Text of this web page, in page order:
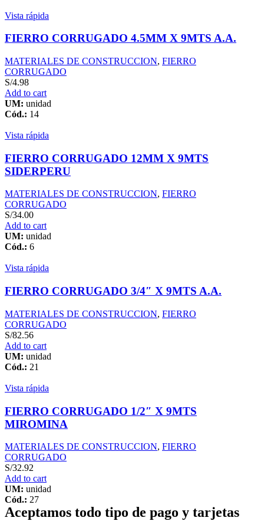
Vista rápida
FIERRO CORRUGADO 4.5MM X 9MTS A.A.
MATERIALES DE CONSTRUCCION, FIERRO
CORRUGADO
S/4.98
Add to cart
UM: unidad
Cód.: 14
Vista rápida
FIERRO CORRUGADO 12MM X 9MTS
SIDERPERU
MATERIALES DE CONSTRUCCION, FIERRO
CORRUGADO
S/34.00
Add to cart
UM: unidad
Cód.: 6
Vista rápida
FIERRO CORRUGADO 3/4″ X 9MTS A.A.
MATERIALES DE CONSTRUCCION, FIERRO
CORRUGADO
S/82.56
Add to cart
UM: unidad
Cód.: 21
Vista rápida
FIERRO CORRUGADO 1/2″ X 9MTS
MIROMINA
MATERIALES DE CONSTRUCCION, FIERRO
CORRUGADO
S/32.92
Add to cart
UM: unidad
Cód.: 27
Aceptamos todo tipo de pago y tarjetas